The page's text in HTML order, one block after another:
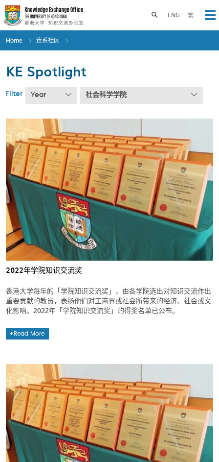
Skip
to
main
content
ENG 繁
Toggle search panel
Home 连系社区
KE Spotlight
Filter Year 社会科学学院
2022年学院知识交流奖
香港大学每年的「学院知识交流奖」，由各学院选出对知识交流作出
重要贡献的教员，表扬他们对工商界或社会所带来的经济、社会或文
化影响。2022年「学院知识交流奖」的得奖名单已公布。
Read More